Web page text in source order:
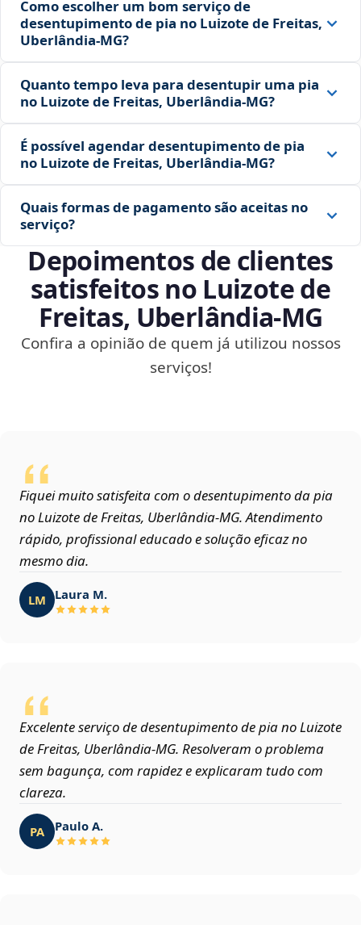
Como escolher um bom serviço de
desentupimento de pia no Luizote de Freitas,
Uberlândia‑MG?
Quanto tempo leva para desentupir uma pia
no Luizote de Freitas, Uberlândia‑MG?
É possível agendar desentupimento de pia
no Luizote de Freitas, Uberlândia‑MG?
Quais formas de pagamento são aceitas no
serviço?
Depoimentos de clientes
satisfeitos no Luizote de
Freitas, Uberlândia‑MG
Confira a opinião de quem já utilizou nossos
serviços!
Fiquei muito satisfeita com o desentupimento da pia
no Luizote de Freitas, Uberlândia‑MG. Atendimento
rápido, profissional educado e solução eficaz no
mesmo dia.
LM Laura M.
Excelente serviço de desentupimento de pia no Luizote
de Freitas, Uberlândia‑MG. Resolveram o problema
sem bagunça, com rapidez e explicaram tudo com
clareza.
PA Paulo A.